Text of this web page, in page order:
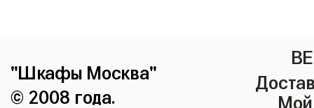
"Шкафы Москва"
© 2008 года.